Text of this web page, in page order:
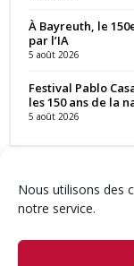
Nous utilisons des
notre service.
À Bayreuth, le
par l’IA
5 août 2026
Festival Pablo
les 150 ans de la
5 août 2026